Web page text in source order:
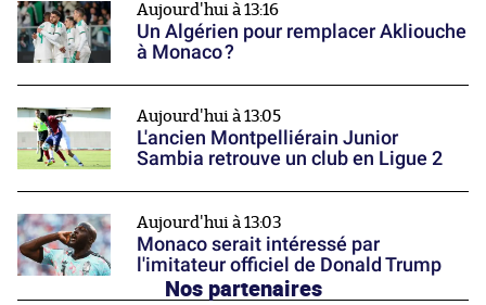
Aujourd'hui à 13:16
Un Algérien pour remplacer Akliouche
à Monaco ?
Aujourd'hui à 13:05
L'ancien Montpelliérain Junior
Sambia retrouve un club en Ligue 2
Aujourd'hui à 13:03
Monaco serait intéressé par
l'imitateur officiel de Donald Trump
Nos partenaires